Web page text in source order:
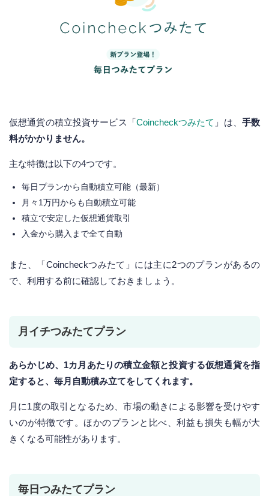
仮想通貨の積立投資サービス「Coincheckつみたて 」は、 手数
料がかかりません。
主な特徴は以下の4つです。
毎日プランから自動積立可能（最新）
月々1万円からも自動積立可能
積立で安定した仮想通貨取引
入金から購入まで全て自動
また、「Coincheckつみたて」には主に2つのプランがあるの
で、利用する前に確認しておきましょう。
月イチつみたてプラン
あらかじめ、1カ月あたりの積立金額と投資する仮想通貨を指
定すると、毎月自動積み立てをしてくれます。
月に1度の取引となるため、市場の動きによる影響を受けやす
いのが特徴です。ほかのプランと比べ、利益も損失も幅が大
きくなる可能性があります。
毎日つみたてプラン